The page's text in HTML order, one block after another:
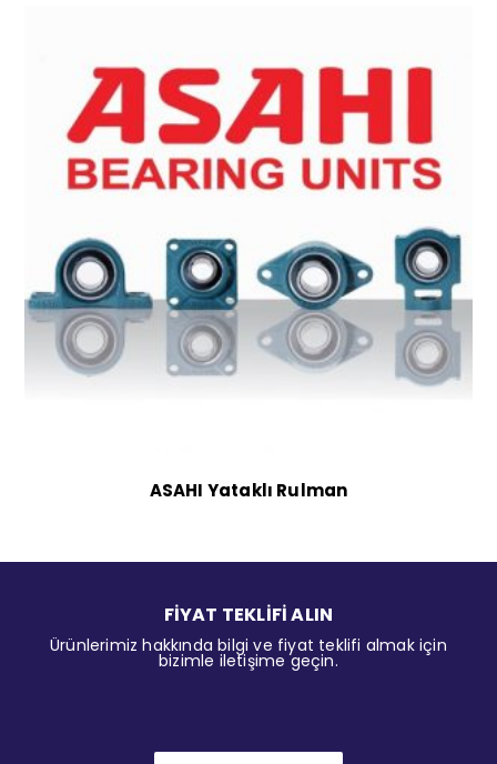
ASAHI Yataklı Rulman
FİYAT TEKLİFİ ALIN
Ürünlerimiz hakkında bilgi ve fiyat teklifi almak için
bizimle iletişime geçin.